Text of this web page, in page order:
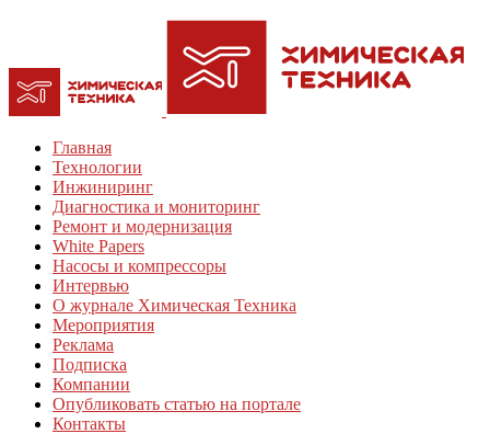
Главная
Технологии
Инжиниринг
Диагностика и мониторинг
Ремонт и модернизация
White Papers
Насосы и компрессоры
Интервью
О журнале Химическая Техника
Мероприятия
Реклама
Подписка
Компании
Опубликовать статью на портале
Контакты